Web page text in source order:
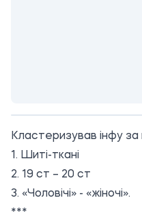
Кластеризував інфу
1. Шиті-ткані
2. 19 ст – 20 ст
3. «Чоловічі» - «жіночі».
***